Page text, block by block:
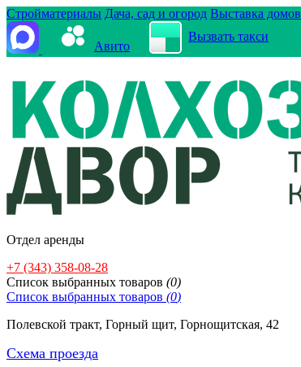
Стройматериалы Дача, сад и огород Выставка домов
Авито
Вызвать такси
Отдел аренды
+7 (343) 358-08-28
Cписок выбранных товаров (0)
Cписок выбранных товаров (0)
Полевской тракт, Горный щит, Горнощитская, 42
Схема проезда